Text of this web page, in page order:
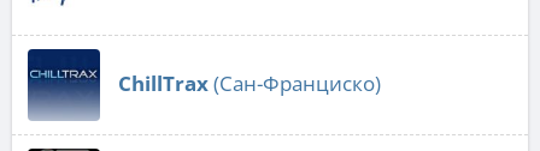
ChillTrax(Сан-Франциско)